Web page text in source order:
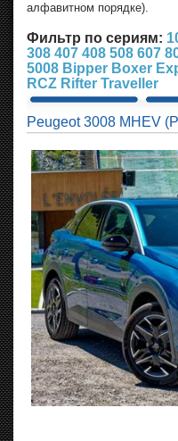
алфавитном порядке).
Фильтр по сериям:
308 407 408 508 607
5008 Bipper Boxer
RCZ Rifter Traveller
Peugeot 3008 MHEV